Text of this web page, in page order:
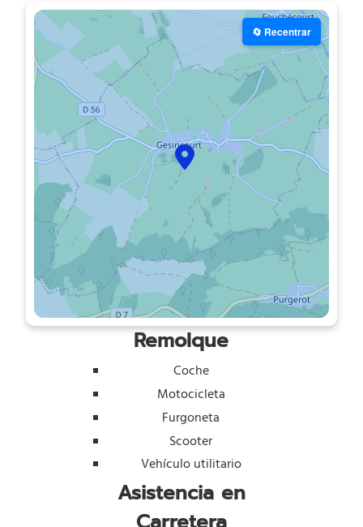
🔄 Recentrar
Remolque
Coche
Motocicleta
Furgoneta
Scooter
Vehículo utilitario
Asistencia en